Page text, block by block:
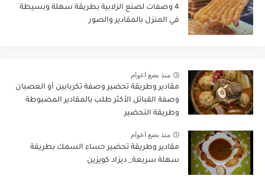
4 وصفات لصنع الزلابية بطريقة سهلة وبسيطة
في المنزل بالمقادير والصور
منذ بضع اعوام
مقادير وطريقة تحضير وصفة تكربابين أو العصبان
وصفة القبائل الأكثر طلب بالمقادير المضبوطة
وطريقة التحضير
منذ بضع اعوام
مقادير وطريقة تحضير حساء السمك بطريقة
سهلة سريعة_ ديزاد كويزين